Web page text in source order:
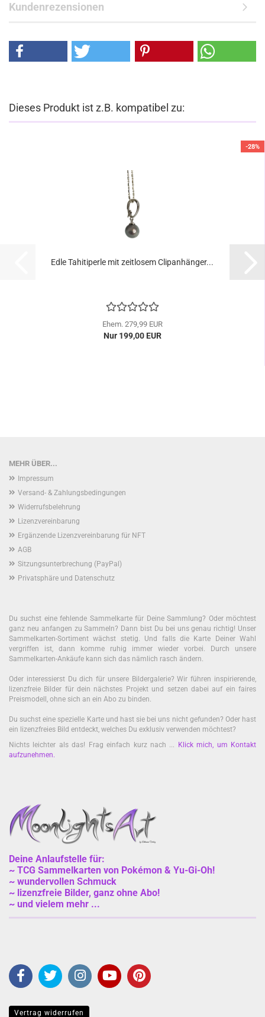
Kundenrezensionen
Dieses Produkt ist z.B. kompatibel zu:
-28%
Edle Tahitiperle mit zeitlosem Clipanhänger...
Ehem. 279,99 EUR
Nur 199,00 EUR
MEHR ÜBER...
Impressum
Versand- & Zahlungsbedingungen
Widerrufsbelehrung
Lizenzvereinbarung
Ergänzende Lizenzvereinbarung für NFT
AGB
Sitzungsunterbrechung (PayPal)
Privatsphäre und Datenschutz
Du suchst eine fehlende Sammelkarte für Deine Sammlung? Oder möchtest
ganz neu anfangen zu Sammeln? Dann bist Du bei uns genau richtig! Unser
Sammelkarten-Sortiment wächst stetig. Und falls die Karte Deiner Wahl
vergriffen ist, dann komme ruhig immer wieder vorbei. Durch unsere
Sammelkarten-Ankäufe kann sich das nämlich rasch ändern.
Oder interessierst Du dich für unsere Bildergalerie? Wir führen inspirierende,
lizenzfreie Bilder für dein nächstes Projekt und setzen dabei auf ein faires
Preismodell, ohne sich an ein Abo zu binden.
Du suchst eine spezielle Karte und hast sie bei uns nicht gefunden? Oder hast
ein lizenzfreies Bild entdeckt, welches Du exklusiv verwenden möchtest?
Nichts leichter als das! Frag einfach kurz nach ...
Klick mich, um Kontakt
aufzunehmen.
Deine Anlaufstelle für:
~ TCG Sammelkarten von Pokémon & Yu-Gi-Oh!
~ wundervollen Schmuck
~ lizenzfreie Bilder, ganz ohne Abo!
~ und vielem mehr ...
Vertrag widerrufen